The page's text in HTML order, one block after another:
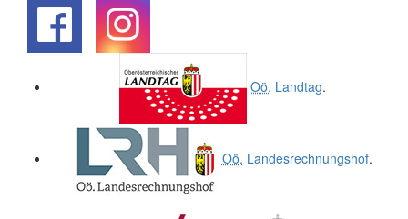
Oö. Landtag.
Oö. Landesrechnungshof.